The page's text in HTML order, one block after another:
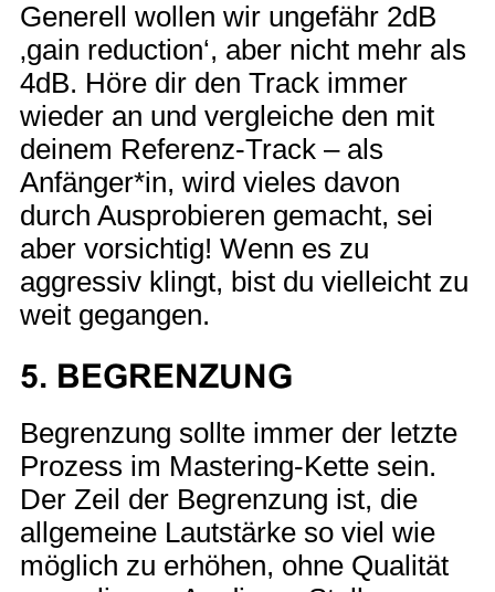
Generell wollen wir ungefähr 2dB
‚gain reduction‘, aber nicht mehr als
4dB. Höre dir den Track immer
wieder an und vergleiche den mit
deinem Referenz-Track – als
Anfänger*in, wird vieles davon
durch Ausprobieren gemacht, sei
aber vorsichtig! Wenn es zu
aggressiv klingt, bist du vielleicht zu
weit gegangen.
5. BEGRENZUNG
Begrenzung sollte immer der letzte
Prozess im Mastering-Kette sein.
Der Zeil der Begrenzung ist, die
allgemeine Lautstärke so viel wie
möglich zu erhöhen, ohne Qualität